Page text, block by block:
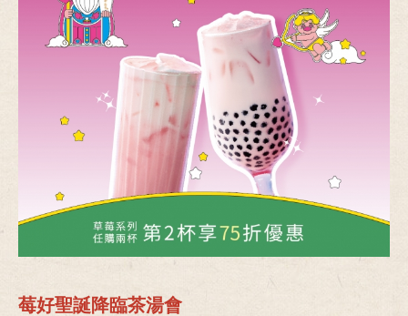
莓好聖誕降臨茶湯會